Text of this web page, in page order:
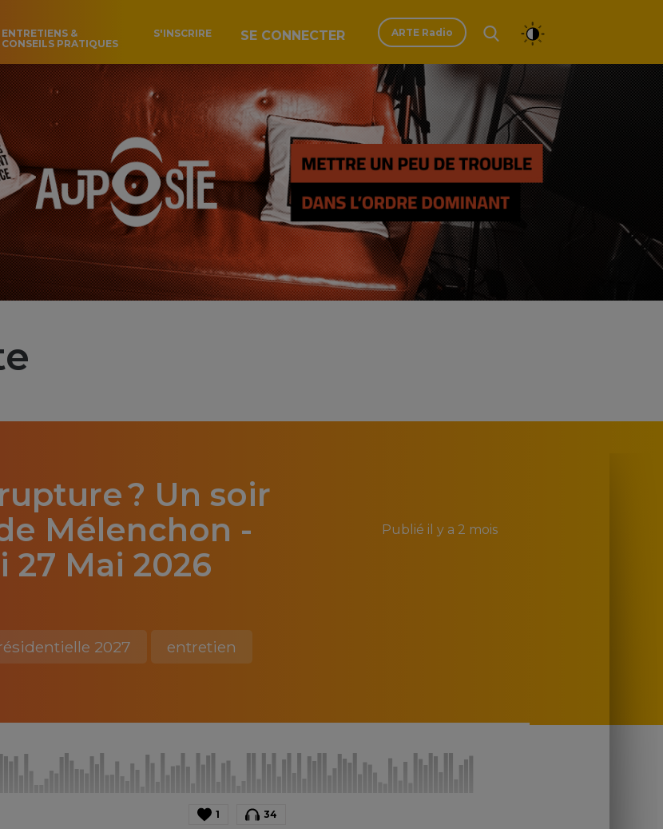
ENTRETIENS &
CONSEILS PRATIQUES
S'INSCRIRE SE CONNECTER ARTE Radio
? Un soir
Mélenchon -
27 Mai 2026
Publié il y a 2 mois
2027 entretien
1 34